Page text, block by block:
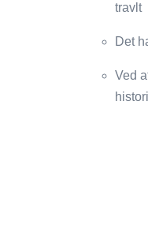
travlt
Det
Ved